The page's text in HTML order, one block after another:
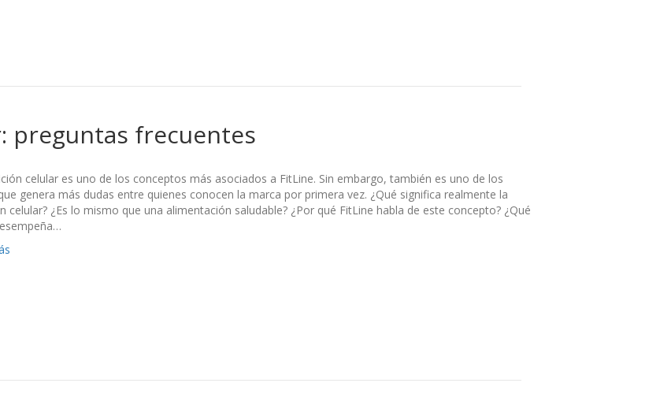
preguntas frecuentes
celular es uno de los conceptos más asociados a FitLine. Sin embargo, también es uno de los
genera más dudas entre quienes conocen la marca por primera vez. ¿Qué significa realmente la
celular? ¿Es lo mismo que una alimentación saludable? ¿Por qué FitLine habla de este concepto? ¿Qué